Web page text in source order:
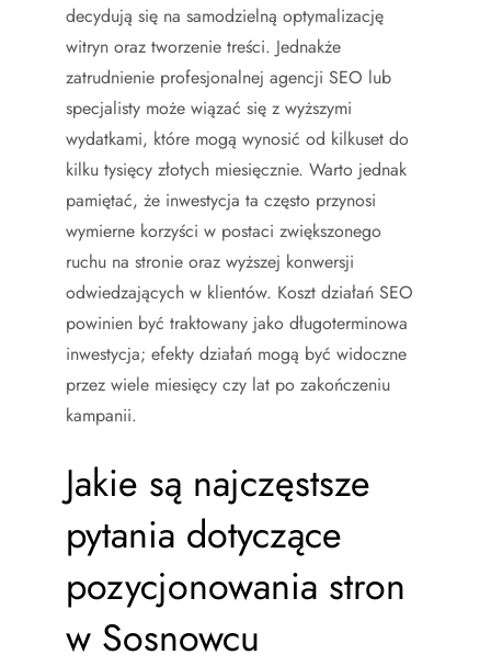
decydują się na samodzielną optymalizację
witryn oraz tworzenie treści. Jednakże
zatrudnienie profesjonalnej agencji SEO lub
specjalisty może wiązać się z wyższymi
wydatkami, które mogą wynosić od kilkuset do
kilku tysięcy złotych miesięcznie. Warto jednak
pamiętać, że inwestycja ta często przynosi
wymierne korzyści w postaci zwiększonego
ruchu na stronie oraz wyższej konwersji
odwiedzających w klientów. Koszt działań SEO
powinien być traktowany jako długoterminowa
inwestycja; efekty działań mogą być widoczne
przez wiele miesięcy czy lat po zakończeniu
kampanii.
Jakie są najczęstsze
pytania dotyczące
pozycjonowania stron
w Sosnowcu